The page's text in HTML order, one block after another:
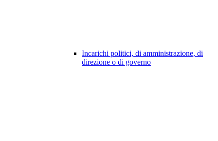
Incarichi politici, di amministrazione, di
direzione o di governo